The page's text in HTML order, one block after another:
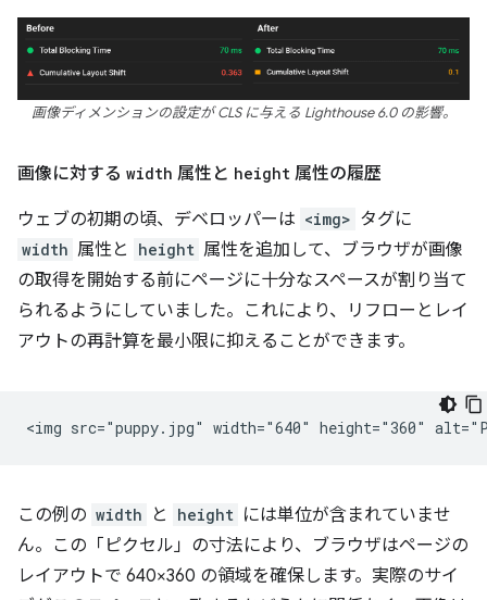
画像ディメンションの設定が CLS に与える Lighthouse 6.0 の影響。
画像に対する width 属性と height 属性の履歴
ウェブの初期の頃、デベロッパーは <img> タグに
width 属性と height 属性を追加して、ブラウザが画像
の取得を開始する前にページに十分なスペースが割り当て
られるようにしていました。これにより、リフローとレイ
アウトの再計算を最小限に抑えることができます。
この例の width と height には単位が含まれていませ
ん。この「ピクセル」の寸法により、ブラウザはページの
レイアウトで 640×360 の領域を確保します。実際のサイ